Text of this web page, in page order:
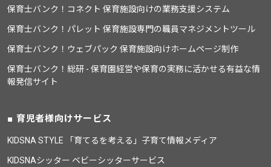
保育士バンク！コネクト 保育施設向けの業務支援システム
保育士バンク！パレット 保育施設専門の職員マネジメントツール
保育士バンク！ウェブパック 保育施設向けホームページ制作
保育士バンク！総研 - 保育園経営や保育の実務に活かせる有益な情
報発信サイト
育児者様向けサービス
KIDSNA STYLE 「育てるを考える」子育て情報メディア
KIDSNAシッター ベビーシッターサービス